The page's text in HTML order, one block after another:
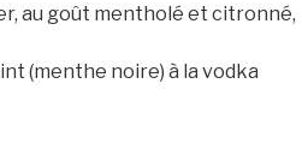
au goût mentholé et citronné,
(menthe noire) à la vodka